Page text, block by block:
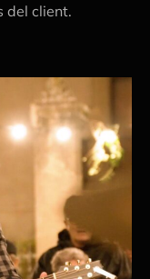
del client.